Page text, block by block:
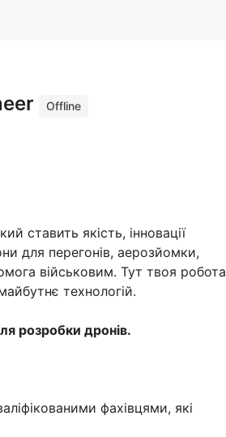
Offline
ставить якість, інновації
для перегонів, аерозйомки,
військовим. Тут твоя робота
технологій.
розробки дронів.
фахівцями, які